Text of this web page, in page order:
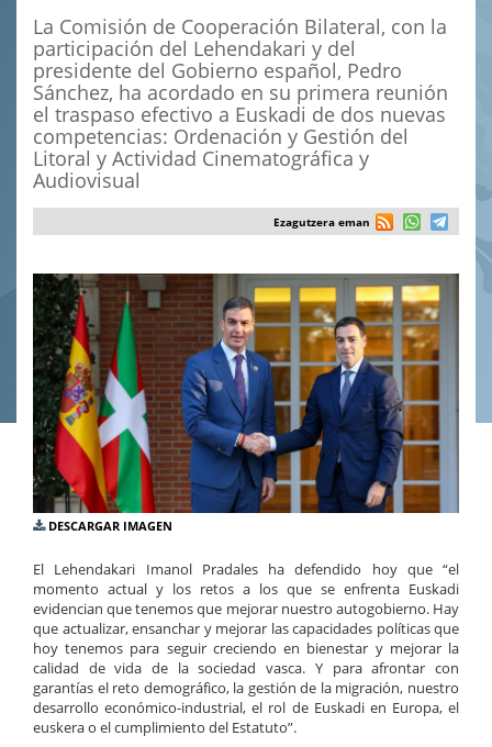
La Comisión de Cooperación Bilateral, con la
participación del Lehendakari y del
presidente del Gobierno español, Pedro
Sánchez, ha acordado en su primera reunión
el traspaso efectivo a Euskadi de dos nuevas
competencias: Ordenación y Gestión del
Litoral y Actividad Cinematográfica y
Audiovisual
Ezagutzera eman
DESCARGAR IMAGEN
El Lehendakari Imanol Pradales ha defendido hoy que “el
momento actual y los retos a los que se enfrenta Euskadi
evidencian que tenemos que mejorar nuestro autogobierno. Hay
que actualizar, ensanchar y mejorar las capacidades políticas que
hoy tenemos para seguir creciendo en bienestar y mejorar la
calidad de vida de la sociedad vasca. Y para afrontar con
garantías el reto demográfico, la gestión de la migración, nuestro
desarrollo económico-industrial, el rol de Euskadi en Europa, el
euskera o el cumplimiento del Estatuto”.